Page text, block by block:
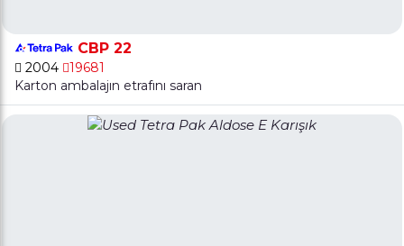
CBP 22
2004
19681
Karton ambalajın etrafını saran